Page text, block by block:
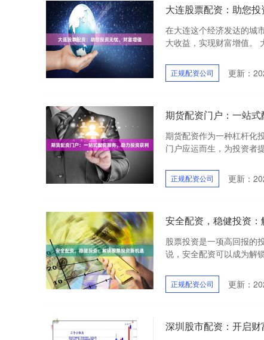
大连股票配资：助您
在大连这个经济发达的城
大收益，实现财富增值。
正规配资公司 更新：
期货配资门户：一站
期货配资作为一种杠杆化
门户应运而生，为投资者
正规配资公司 更新：
安全配资，稳健投资
股票投资是一项高回报的
说，安全配资可以成为解
正规配资公司 更新：
深圳股市配资：开启